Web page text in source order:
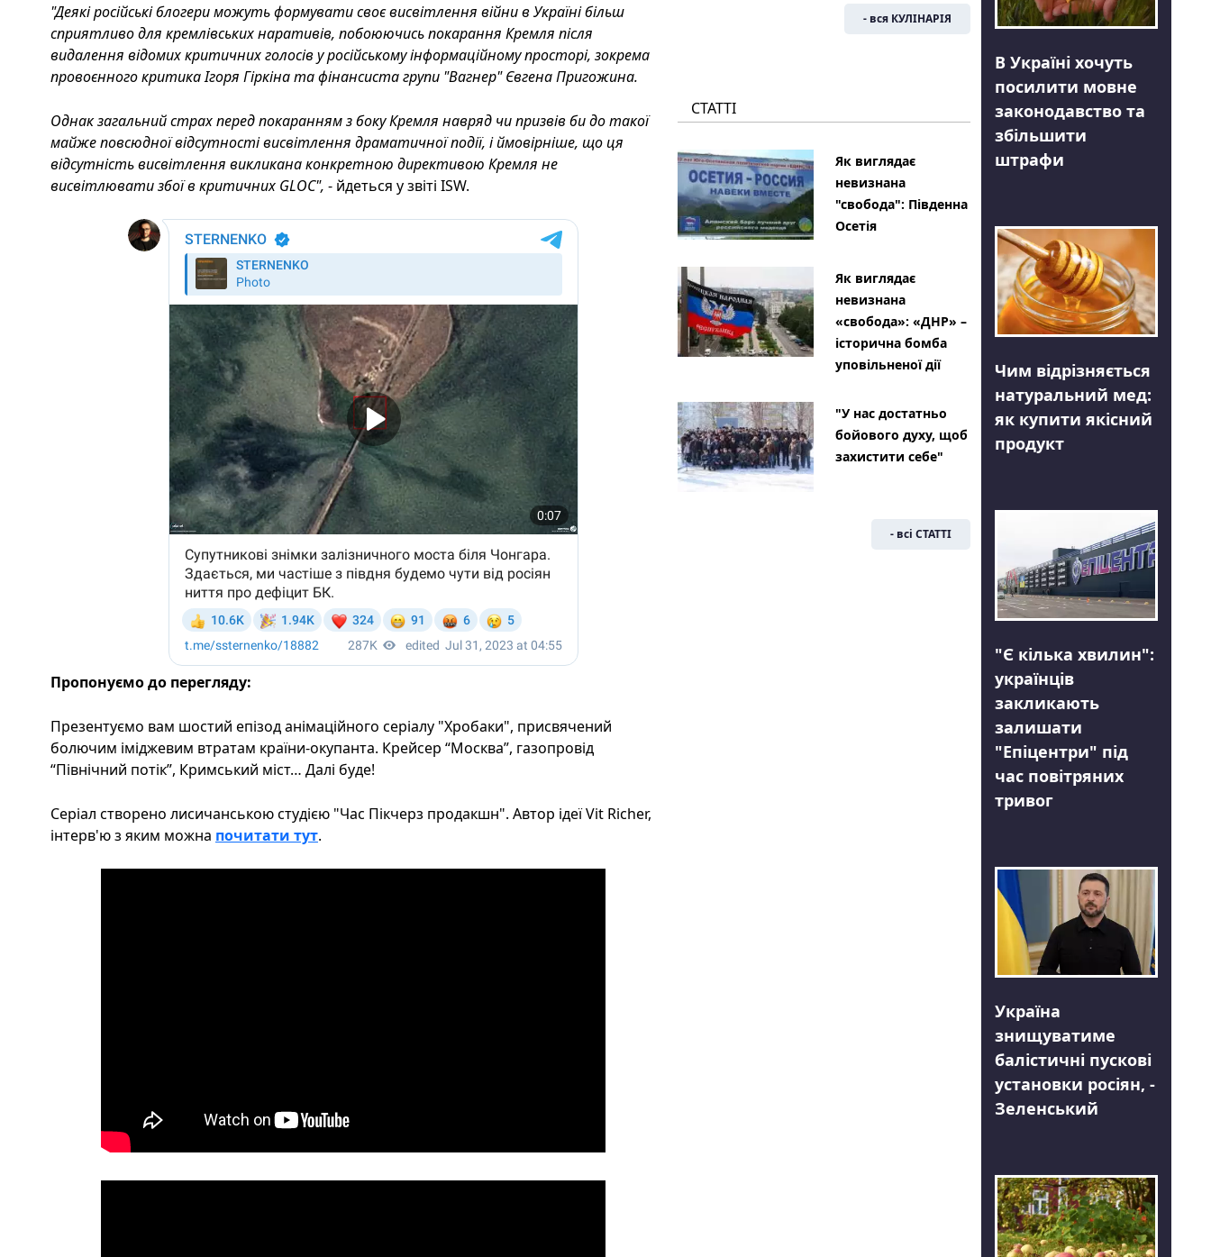
"Деякі російські блогери можуть формувати своє висвітлення війни в Україні більш
сприятливо для кремлівських наративів, побоюючись покарання Кремля після
видалення відомих критичних голосів у російському інформаційному просторі, зокрема
провоєнного критика Ігоря Гіркіна та фінансиста групи "Вагнер" Євгена Пригожина.
Однак загальний страх перед покаранням з боку Кремля навряд чи призвів би до такої
майже повсюдної відсутності висвітлення драматичної події, і ймовірніше, що ця
відсутність висвітлення викликана конкретною директивою Кремля не
висвітлювати збої в критичних GLOC", - йдеться у звіті ISW.
Пропонуємо до перегляду:
Презентуємо вам шостий епізод анімаційного серіалу "Хробаки", присвячений
болючим іміджевим втратам країни-окупанта. Крейсер “Москва”, газопровід
“Північний потік”, Кримський міст… Далі буде!
Серіал створено лисичанською студією "Час Пікчерз продакшн". Автор ідеї Vit Richer,
інтерв'ю з яким можна почитати тут.
- вся КУЛІНАРІЯ
СТАТТІ
Як виглядає
невизнана
"свобода": Південна
Осетія
Як виглядає
невизнана
«свобода»: «ДНР» –
історична бомба
уповільненої дії
"У нас достатньо
бойового духу, щоб
захистити себе"
- всі СТАТТІ
В Україні хочуть
посилити мовне
законодавство та
збільшити
штрафи
Чим відрізняється
натуральний мед:
як купити якісний
продукт
"Є кілька хвилин":
українців
закликають
залишати
"Епіцентри" під
час повітряних
тривог
Україна
знищуватиме
балістичні пускові
установки росіян, -
Зеленський